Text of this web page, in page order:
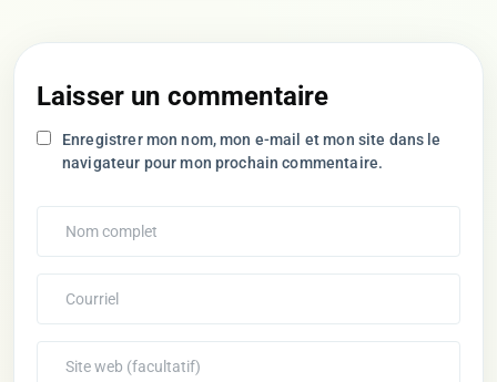
Laisser un commentaire
Enregistrer mon nom, mon e-mail et mon site dans le
navigateur pour mon prochain commentaire.